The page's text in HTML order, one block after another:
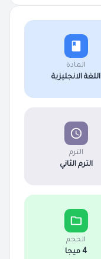
المادة
اللغة الانجليزية
الترم
الترم الثاني
الحجم
4 ميجا